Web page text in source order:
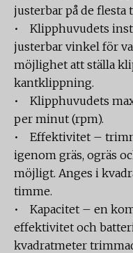
justerbar på de flesta
• Klipphuvudets
justerbar vinkel för
möjlighet att ställa
kantklippning.
• Klipphuvudets
per minut (rpm).
• Effektivitet –
igenom gräs, ogräs
möjligt. Anges i
timme.
• Kapacitet – en
effektivitet och
kvadratmeter